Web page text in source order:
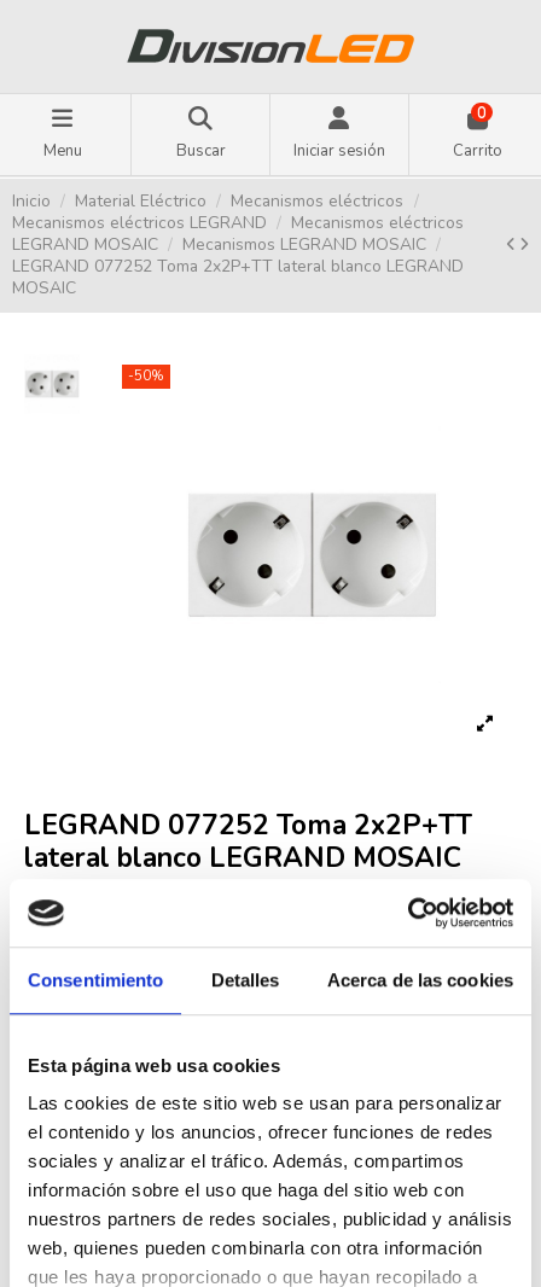
Consentimiento Detalles Acerca de las cookies
Esta página web usa cookies
Las cookies de este sitio web se usan para personalizar
el contenido y los anuncios, ofrecer funciones de redes
sociales y analizar el tráfico. Además, compartimos
información sobre el uso que haga del sitio web con
nuestros partners de redes sociales, publicidad y análisis
web, quienes pueden combinarla con otra información
que les haya proporcionado o que hayan recopilado a
Menu Buscar Iniciar sesión
0
Carrito
Inicio Material Eléctrico
Mecanismos eléctricos
Mecanismos eléctricos LEGRAND
Mecanismos eléctricos
LEGRAND MOSAIC
Mecanismos LEGRAND MOSAIC
LEGRAND 077252 Toma 2x2P+TT lateral blanco LEGRAND
MOSAIC
-50%
LEGRAND 077252 Toma 2x2P+TT
lateral blanco LEGRAND MOSAIC
13,14 €26,28 €
Descripción